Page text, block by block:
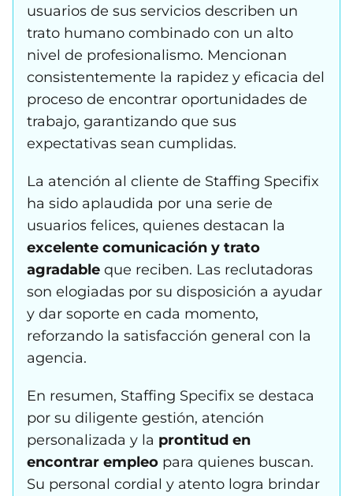
usuarios de sus servicios describen un
trato humano combinado con un alto
nivel de profesionalismo. Mencionan
consistentemente la rapidez y eficacia del
proceso de encontrar oportunidades de
trabajo, garantizando que sus
expectativas sean cumplidas.
La atención al cliente de Staffing Specifix
ha sido aplaudida por una serie de
usuarios felices, quienes destacan la
excelente comunicación y trato
agradable que reciben. Las reclutadoras
son elogiadas por su disposición a ayudar
y dar soporte en cada momento,
reforzando la satisfacción general con la
agencia.
En resumen, Staffing Specifix se destaca
por su diligente gestión, atención
personalizada y la prontitud en
encontrar empleo para quienes buscan.
Su personal cordial y atento logra brindar